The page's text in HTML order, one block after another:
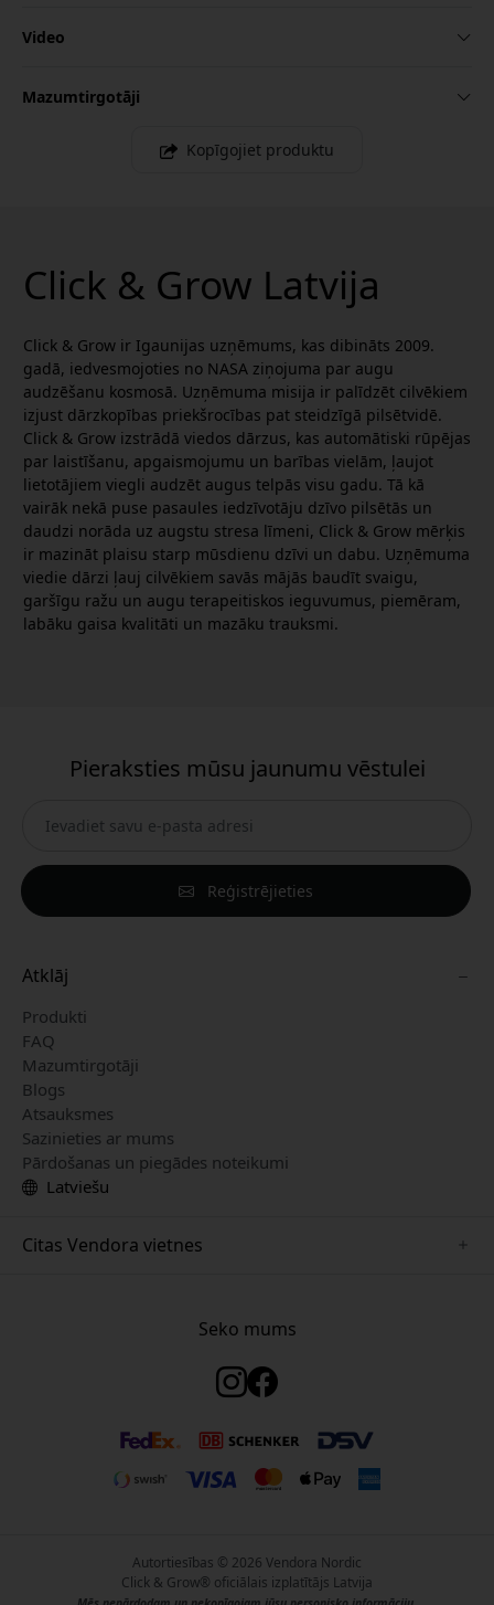
Video
Mazumtirgotāji
Kopīgojiet produktu
Click & Grow Latvija
Click & Grow ir Igaunijas uzņēmums, kas dibināts 2009.
gadā, iedvesmojoties no NASA ziņojuma par augu
audzēšanu kosmosā. Uzņēmuma misija ir palīdzēt cilvēkiem
izjust dārzkopības priekšrocības pat steidzīgā pilsētvidē.
Click & Grow izstrādā viedos dārzus, kas automātiski rūpējas
par laistīšanu, apgaismojumu un barības vielām, ļaujot
lietotājiem viegli audzēt augus telpās visu gadu. Tā kā
vairāk nekā puse pasaules iedzīvotāju dzīvo pilsētās un
daudzi norāda uz augstu stresa līmeni, Click & Grow mērķis
ir mazināt plaisu starp mūsdienu dzīvi un dabu. Uzņēmuma
viedie dārzi ļauj cilvēkiem savās mājās baudīt svaigu,
garšīgu ražu un augu terapeitiskos ieguvumus, piemēram,
labāku gaisa kvalitāti un mazāku trauksmi.
Pieraksties mūsu jaunumu vēstulei
Reģistrējieties
Atklāj
Produkti
FAQ
Mazumtirgotāji
Blogs
Atsauksmes
Sazinieties ar mums
Pārdošanas un piegādes noteikumi
Latviešu
Citas Vendora vietnes
www.plaud.se
Seko mums
Autortiesības © 2026 Vendora Nordic
Click & Grow® oficiālais izplatītājs Latvija